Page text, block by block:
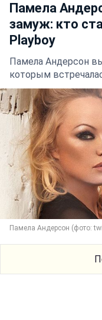
Памела
замуж: кто
Playboy
Памела Андерсон
которым
Памела Андерсон (фото: